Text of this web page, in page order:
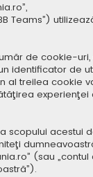
Teams”)
de cookie-
identificator de
al treilea cookie
scopului acestui
(sau